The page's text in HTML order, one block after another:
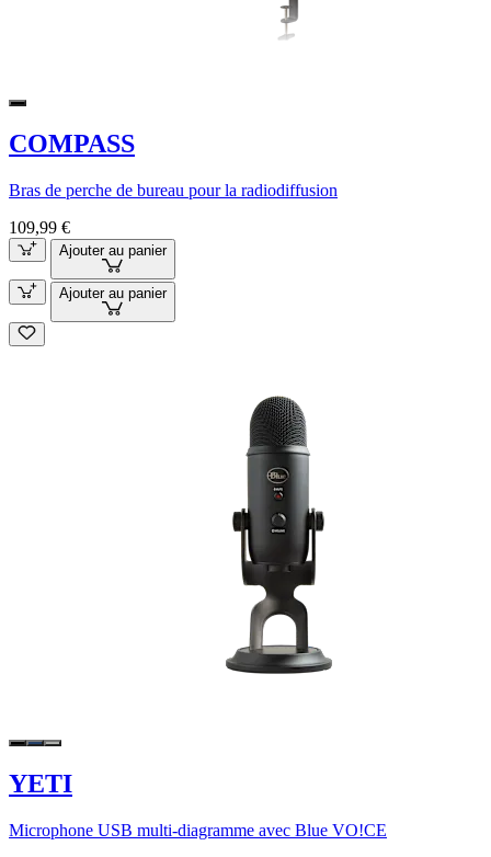
COMPASS
Bras de perche de bureau pour la radiodiffusion
109,99 €
Ajouter au panier
Ajouter au panier
YETI
Microphone USB multi-diagramme avec Blue VO!CE